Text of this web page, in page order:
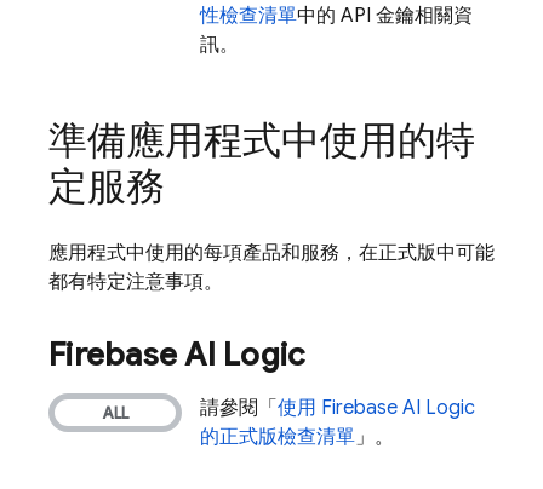
性檢查清單中的 API 金鑰相關資
訊。
準備應用程式中使用的特
定服務
應用程式中使用的每項產品和服務，在正式版中可能
都有特定注意事項。
Firebase AI Logic
請參閱「 使用 Firebase AI Logic
的正式版檢查清單」。